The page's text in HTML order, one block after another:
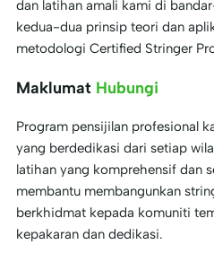
dan latihan amali kami di
kedua-dua prinsip teori dan
metodologi Certified Stringer
Maklumat Hubungi
Program pensijilan profesional
yang berdedikasi dari setiap
latihan yang komprehensif dan
membantu membangunkan
berkhidmat kepada komuniti
kepakaran dan dedikasi.